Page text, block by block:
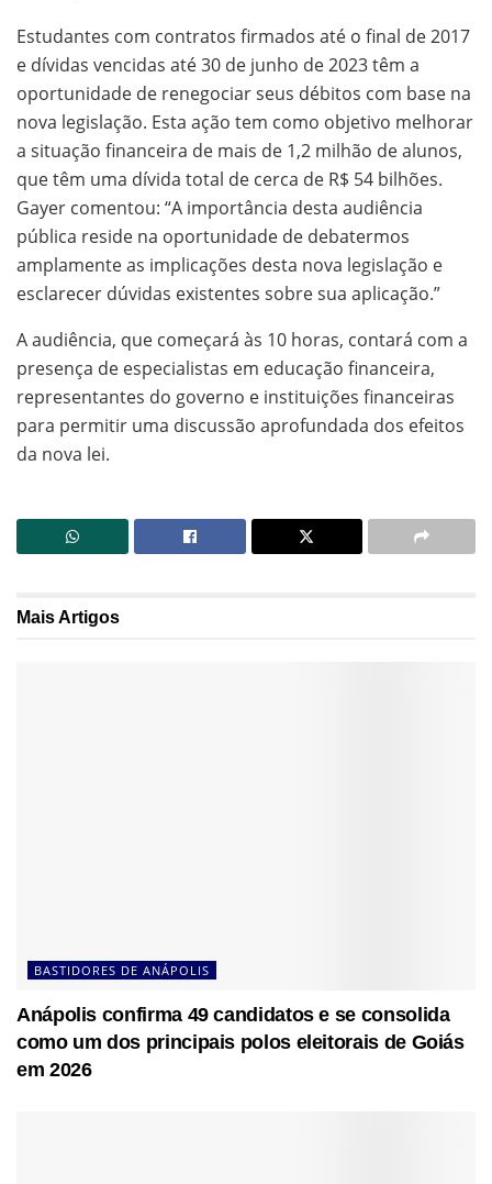
Estudantes com contratos firmados até o final de 2017
e dívidas vencidas até 30 de junho de 2023 têm a
oportunidade de renegociar seus débitos com base na
nova legislação. Esta ação tem como objetivo melhorar
a situação financeira de mais de 1,2 milhão de alunos,
que têm uma dívida total de cerca de R$ 54 bilhões.
Gayer comentou: “A importância desta audiência
pública reside na oportunidade de debatermos
amplamente as implicações desta nova legislação e
esclarecer dúvidas existentes sobre sua aplicação.”
A audiência, que começará às 10 horas, contará com a
presença de especialistas em educação financeira,
representantes do governo e instituições financeiras
para permitir uma discussão aprofundada dos efeitos
da nova lei.
MaisArtigos
BASTIDORES DE ANÁPOLIS
Anápolis confirma 49 candidatos e se consolida
como um dos principais polos eleitorais de Goiás
em 2026